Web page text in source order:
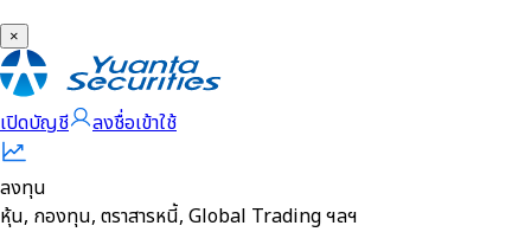
×
เปิดบัญชี ลงชื่อเข้าใช้
ลงทุน
หุ้น, กองทุน, ตราสารหนี้, Global Trading ฯลฯ